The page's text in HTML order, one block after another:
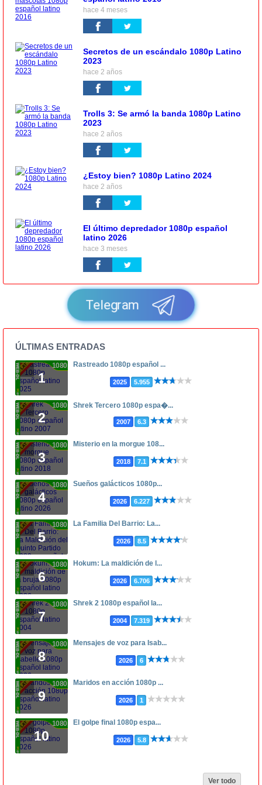
hace 4 meses
Secretos de un escándalo 1080p Latino
2023
hace 2 años
Trolls 3: Se armó la banda 1080p Latino
2023
hace 2 años
¿Estoy bien? 1080p Latino 2024
hace 2 años
El último depredador 1080p español
latino 2026
hace 3 meses
Telegram
ÚLTIMAS ENTRADAS
1
1080p Rastreado 1080p español ...
2025 5.955
2
1080p Shrek Tercero 1080p espa�...
2007 6.3
3
1080p Misterio en la morgue 108...
2018 7.1
4
1080p Sueños galácticos 1080p...
2026 6.227
5
1080p La Familia Del Barrio: La...
2026 8.5
6
1080p Hokum: La maldición de l...
2026 6.706
7
1080p Shrek 2 1080p español la...
2004 7.319
8
1080p Mensajes de voz para Isab...
2026 6
9
1080p Maridos en acción 1080p ...
2026 1
10
1080p El golpe final 1080p espa...
2026 5.8
Ver todo